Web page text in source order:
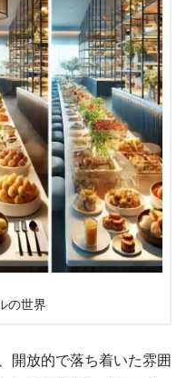
の世界
開放的で落ち着いた雰囲